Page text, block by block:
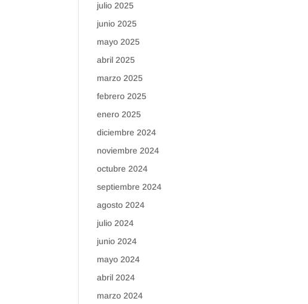
julio 2025
junio 2025
mayo 2025
abril 2025
marzo 2025
febrero 2025
enero 2025
diciembre 2024
noviembre 2024
octubre 2024
septiembre 2024
agosto 2024
julio 2024
junio 2024
mayo 2024
abril 2024
marzo 2024